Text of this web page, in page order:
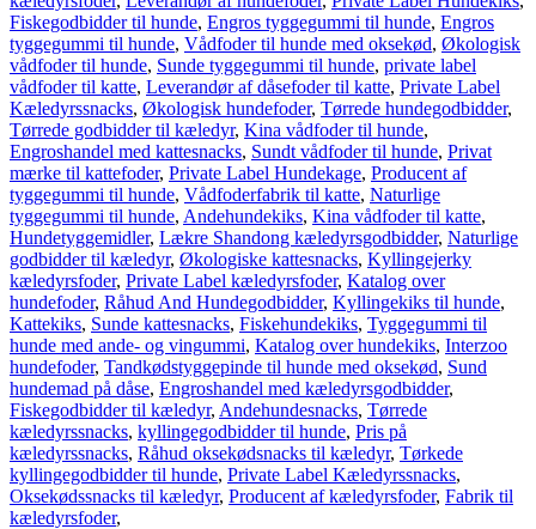
Fiskegodbidder til hunde, Engros tyggegummi til hunde, Engros
tyggegummi til hunde, Vådfoder til hunde med oksekød, Økologisk
vådfoder til hunde, Sunde tyggegummi til hunde, private label
vådfoder til katte, Leverandør af dåsefoder til katte, Private Label
Kæledyrssnacks, Økologisk hundefoder, Tørrede hundegodbidder,
Tørrede godbidder til kæledyr, Kina vådfoder til hunde,
Engroshandel med kattesnacks, Sundt vådfoder til hunde, Privat
mærke til kattefoder, Private Label Hundekage, Producent af
tyggegummi til hunde, Vådfoderfabrik til katte, Naturlige
tyggegummi til hunde, Andehundekiks, Kina vådfoder til katte,
Hundetyggemidler, Lækre Shandong kæledyrsgodbidder, Naturlige
godbidder til kæledyr, Økologiske kattesnacks, Kyllingejerky
kæledyrsfoder, Private Label kæledyrsfoder, Katalog over
hundefoder, Råhud And Hundegodbidder, Kyllingekiks til hunde,
Kattekiks, Sunde kattesnacks, Fiskehundekiks, Tyggegummi til
hunde med ande- og vingummi, Katalog over hundekiks, Interzoo
hundefoder, Tandkødstyggepinde til hunde med oksekød, Sund
hundemad på dåse, Engroshandel med kæledyrsgodbidder,
Fiskegodbidder til kæledyr, Andehundesnacks, Tørrede
kæledyrssnacks, kyllingegodbidder til hunde, Pris på
kæledyrssnacks, Råhud oksekødsnacks til kæledyr, Tørkede
kyllingegodbidder til hunde, Private Label Kæledyrssnacks,
Oksekødssnacks til kæledyr, Producent af kæledyrsfoder, Fabrik til
kæledyrsfoder,